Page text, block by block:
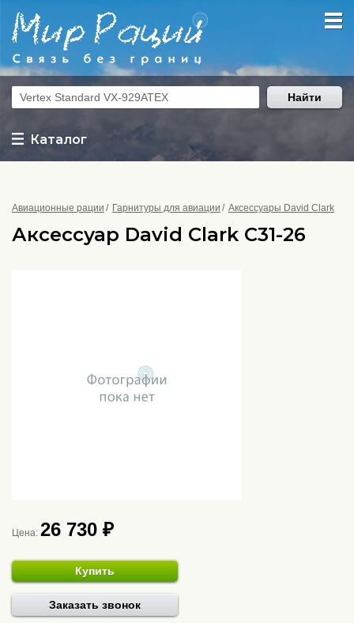
Каталог
Найти
Авиационные рации Гарнитуры для авиации Аксессуары David Clark
Аксессуар David Clark C31-26
Цена: 26 730 ₽
Купить
Заказать звонок